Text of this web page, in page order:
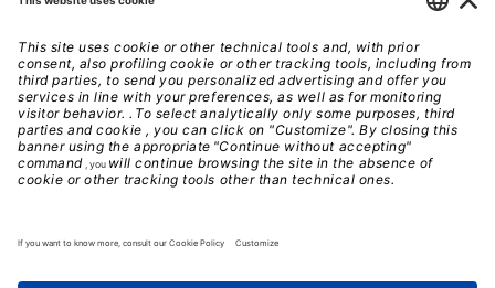
Note Legali
Privacy
Gestione Cookie